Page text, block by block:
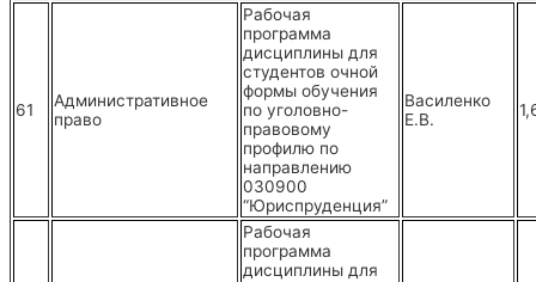
61
Административное
право
Рабочая
программа
дисциплины для
студентов очной
формы обучения
по уголовно-
правовому
профилю по
направлению
030900
“Юриспруденция”
Василенко
Е.В.
Рабочая
программа
дисциплины для